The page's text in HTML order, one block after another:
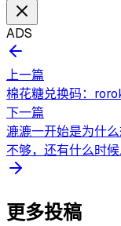
ADS
上一篇
棉花糖兑换码：
下一篇
漉漉一开始是为什
不够，还有什么时
更多投稿